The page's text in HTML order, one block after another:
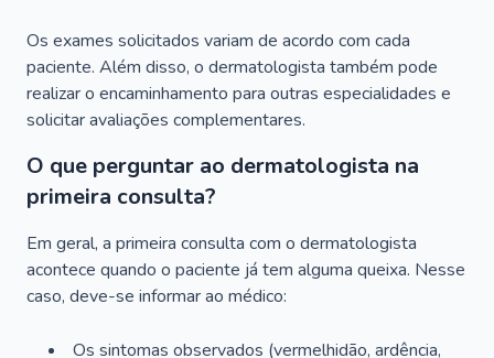
Os exames solicitados variam de acordo com cada
paciente. Além disso, o dermatologista também pode
realizar o encaminhamento para outras especialidades e
solicitar avaliações complementares.
O que perguntar ao dermatologista na
primeira consulta?
Em geral, a primeira consulta com o dermatologista
acontece quando o paciente já tem alguma queixa. Nesse
caso, deve-se informar ao médico:
Os sintomas observados (vermelhidão, ardência,